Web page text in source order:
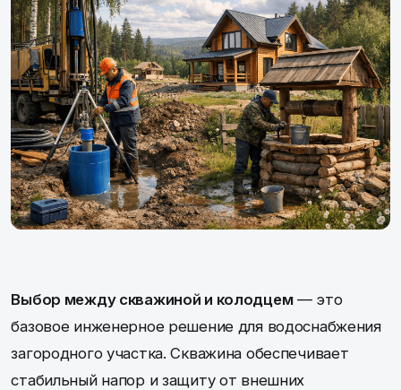
Выбор между скважиной и колодцем— это
базовое инженерное решение для водоснабжения
загородного участка. Скважина обеспечивает
стабильный напор и защиту от внешних